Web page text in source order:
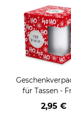
für Tassen -
Weihnachten
HO HO - rot
2,95 €